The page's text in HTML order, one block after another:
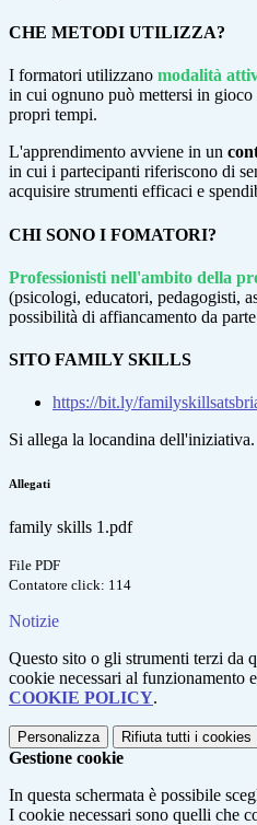
CHE METODI UTILIZZA?
I formatori utilizzano modalità
in cui ognuno può mettersi in gioco
propri tempi.
L'apprendimento avviene in un
in cui i partecipanti riferiscono di
acquisire strumenti efficaci e
CHI SONO I FOMATORI?
Professionisti nell'ambito della
(psicologi, educatori, pedagogisti,
possibilità di affiancamento da
SITO FAMILY SKILLS
https://bit.ly/
Si allega la locandina dell'iniziativa.
Allegati
family skills 1.pdf
File PDF
Contatore click: 114
Notizie
Questo sito o gli strumenti terzi da
cookie necessari al funzionamento
COOKIE POLICY.
Personalizza Rifiuta tutti i cookies
Gestione cookie
In questa schermata è possibile
I cookie necessari sono quelli che